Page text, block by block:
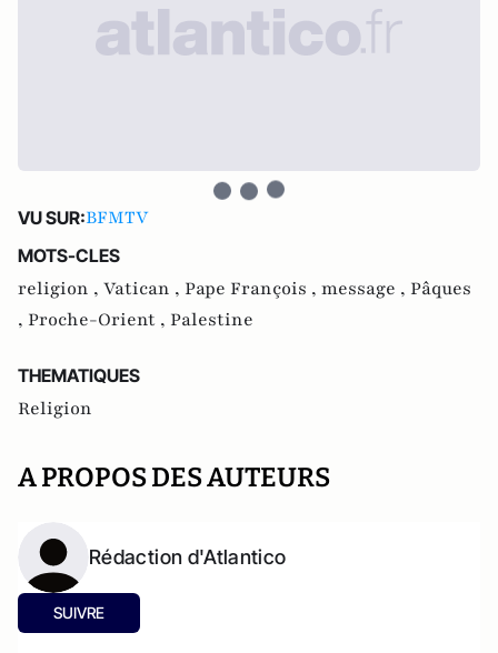
VU SUR:BFMTV
MOTS-CLES
religion , Vatican , Pape François , message , Pâques
, Proche-Orient , Palestine
THEMATIQUES
Religion
A PROPOS DES AUTEURS
Rédaction d'Atlantico
SUIVRE